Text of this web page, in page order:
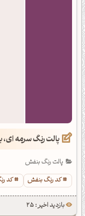
پالت رنگ سرمه
پالت رنگ بنفش
کد رنگ بنفش
کد
بازدید اخیر : 25